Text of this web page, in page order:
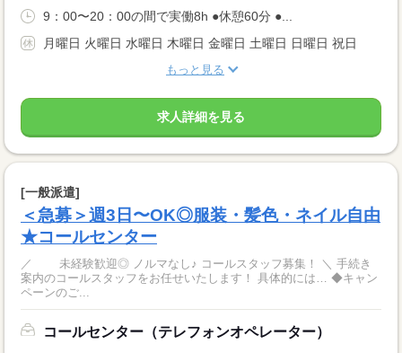
9：00〜20：00の間で実働8h ●休憩60分 ●...
月曜日 火曜日 水曜日 木曜日 金曜日 土曜日 日曜日 祝日
もっと見る
求人詳細を見る
[一般派遣]
＜急募＞週3日〜OK◎服装・髪色・ネイル自由
★コールセンター
／ 未経験歓迎◎ ノルマなし♪ コールスタッフ募集！ ＼ 手続き
案内のコールスタッフをお任せいたします！ 具体的には… ◆キャン
ペーンのご...
コールセンター（テレフォンオペレーター）